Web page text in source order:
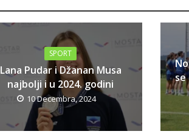
SPORT
Lana Pudar i Džanan Musa
najbolji i u 2024. godini
10 Decembra, 2024
se